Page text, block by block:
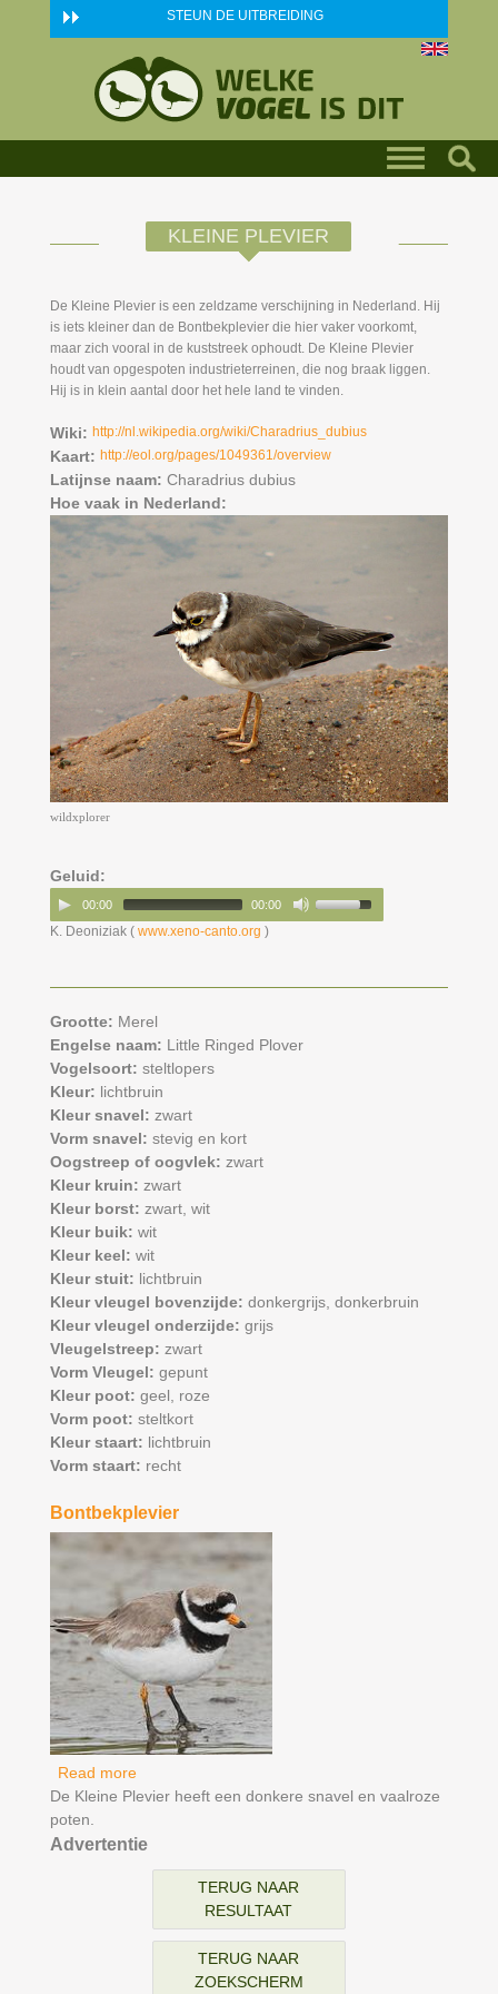
Skip to main content STEUN DE UITBREIDING
KLEINE PLEVIER
De Kleine Plevier is een zeldzame verschijning in Nederland. Hij
is iets kleiner dan de Bontbekplevier die hier vaker voorkomt,
maar zich vooral in de kuststreek ophoudt. De Kleine Plevier
houdt van opgespoten industrieterreinen, die nog braak liggen.
Hij is in klein aantal door het hele land te vinden.
Wiki: http://nl.wikipedia.org/wiki/Charadrius_dubius
Kaart: http://eol.org/pages/1049361/overview
Latijnse naam: Charadrius dubius
Hoe vaak in Nederland:
wildxplorer
Geluid:
00:00 00:00
K. Deoniziak ( www.xeno-canto.org )
Grootte: Merel
Engelse naam: Little Ringed Plover
Vogelsoort: steltlopers
Kleur: lichtbruin
Kleur snavel: zwart
Vorm snavel: stevig en kort
Oogstreep of oogvlek: zwart
Kleur kruin: zwart
Kleur borst: zwart, wit
Kleur buik: wit
Kleur keel: wit
Kleur stuit: lichtbruin
Kleur vleugel bovenzijde: donkergrijs, donkerbruin
Kleur vleugel onderzijde: grijs
Vleugelstreep: zwart
Vorm Vleugel: gepunt
Kleur poot: geel,
roze
Vorm poot: steltkort
Kleur staart: lichtbruin
Vorm staart: recht
Bontbekplevier
Read moreabout Bontbekplevier
De Kleine Plevier heeft een donkere snavel en vaalroze
poten.
Advertentie
TERUG NAAR
RESULTAAT
TERUG NAAR
ZOEKSCHERM